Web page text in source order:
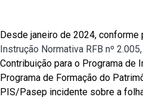
Desde janeiro de 2024, conforme
Instrução Normativa RFB nº
Contribuição para o Programa de
Programa de Formação do
PIS/Pasep incidente sobre a